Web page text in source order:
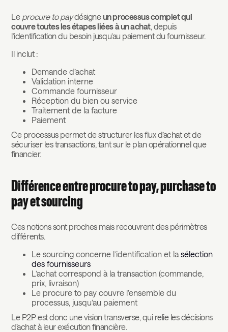
Le procure to paydésigneun processus complet qui
couvre toutes les étapes liées à un achat, depuis
l’identification du besoin jusqu’au paiement du fournisseur.
Il inclut :
Demande d’achat
Validation interne
Commande fournisseur
Réception du bien ou service
Traitement de la facture
Paiement
Ce processus permet de structurer les flux d’achat et de
sécuriser les transactions, tant sur le plan opérationnel que
financier.
Différence entre procure to pay, purchase to
pay et sourcing
Ces notions sont proches mais recouvrent des périmètres
différents.
Le sourcing concerne l’identification et lasélection
des fournisseurs
L’achat correspond à la transaction (commande,
prix, livraison)
Le procure to pay couvre l’ensemble du
processus, jusqu’au paiement
Le P2P est donc une vision transverse, qui relie les décisions
d’achat à leur exécution financière.